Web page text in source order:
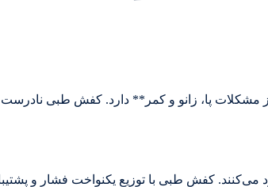
پا، زانو و کمر** دارد. کفش طبی نادرست
می‌کنند. کفش طبی با توزیع یکنواخت فشار و